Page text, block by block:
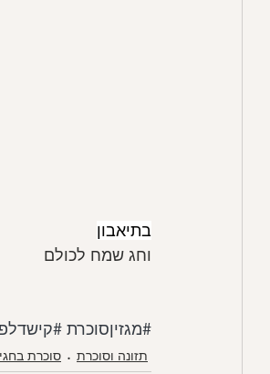
בתיאבון
וחג שמח לכולם
#מגזיןסוכרת
תזונה וסוכרת סוכרת